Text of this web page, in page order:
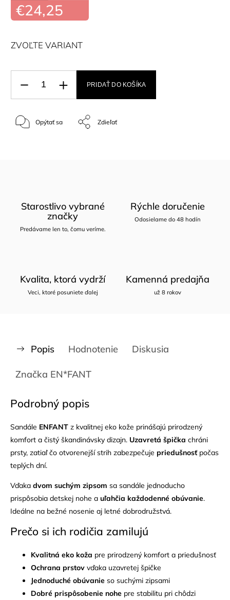
€24,25
ZVOĽTE VARIANT
PRIDAŤ DO KOŠÍKA
Opýtať sa Zdieľať
Starostlivo vybrané
značky
Predávame len to, čomu veríme.
Rýchle doručenie
Odosielame do 48 hodín
Kvalita, ktorá vydrží
Veci, ktoré posuniete ďalej
Kamenná predajňa
už 8 rokov
Popis Hodnotenie Diskusia
Značka EN*FANT
Podrobný popis
Sandále ENFANT z kvalitnej eko kože prinášajú prirodzený
komfort a čistý škandinávsky dizajn. Uzavretá špička chráni
prsty, zatiaľ čo otvorenejší strih zabezpečuje priedušnosť počas
teplých dní.
Vďaka dvom suchým zipsom sa sandále jednoducho
prispôsobia detskej nohe a uľahčia každodenné obúvanie.
Ideálne na bežné nosenie aj letné dobrodružstvá.
Prečo si ich rodičia zamilujú
Kvalitná eko koža pre prirodzený komfort a priedušnosť
Ochrana prstov vďaka uzavretej špičke
Jednoduché obúvanie so suchými zipsami
Dobré prispôsobenie nohe pre stabilitu pri chôdzi